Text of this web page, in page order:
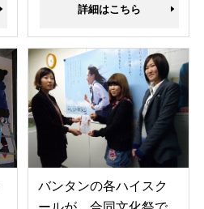
詳細はこちら
バンタンの各ハイスク